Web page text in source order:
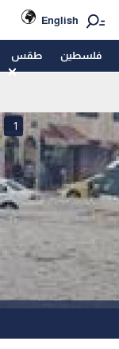
English
فلسطين طقس
1